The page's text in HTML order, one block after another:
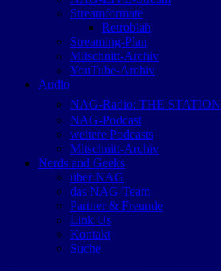
Streamformate
Retroblah
Streaming-Plan
Mitschnitt-Archiv
YouTube-Archiv
Audio
NAG-Radio: THE STATION
NAG-Podcast
weitere Podcasts
Mitschnitt-Archiv
Nerds and Geeks
über NAG
das NAG-Team
Partner & Freunde
Link Us
Kontakt
Suche